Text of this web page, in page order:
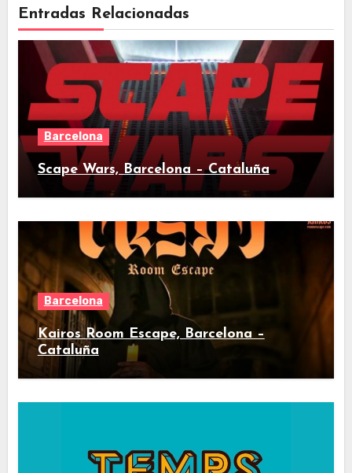
Entradas Relacionadas
Barcelona
Scape Wars, Barcelona – Cataluña
Barcelona
Kairos Room Escape, Barcelona –
Cataluña